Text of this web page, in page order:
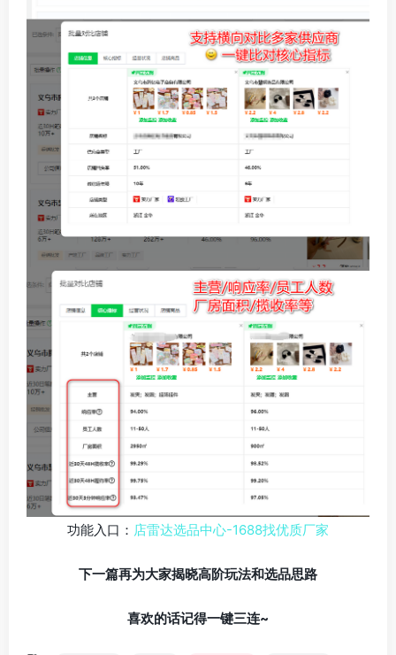
功能入口： 店雷达选品中心-1688找优质厂家
下一篇再为大家揭晓高阶玩法和选品思路
喜欢的话记得一键三连~